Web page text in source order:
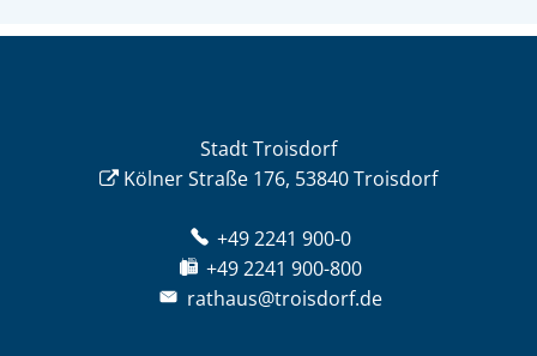
Stadt Troisdorf
Kölner Straße 176, 53840 Troisdorf
+49 2241 900-0
+49 2241 900-800
rathaus@troisdorf.de